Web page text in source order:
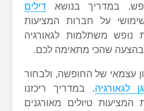
במדריך בנושא דילים
על חברות המציעות
נופש משתלמות לגאורגיה
בהצעה שהכי מתאימה לכם.
עצמאי של החופשה, ולבחור
לגאורגיה. במדריך ריכזנו
המציעות טיולים מאורגנים